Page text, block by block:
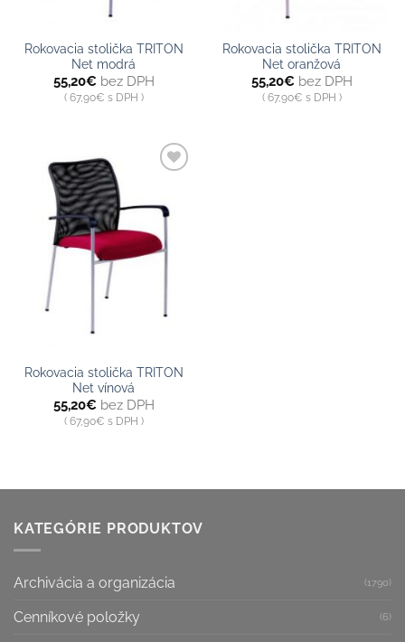
Rokovacia stolička TRITON
Net modrá
55,20€bez DPH
67,90€ s DPH
Rokovacia stolička TRITON
Net oranžová
55,20€bez DPH
67,90€ s DPH
Rokovacia stolička TRITON
Net vínová
55,20€bez DPH
67,90€ s DPH
KATEGÓRIE PRODUKTOV
Archivácia a organizácia (1790)
Cenníkové položky (6)